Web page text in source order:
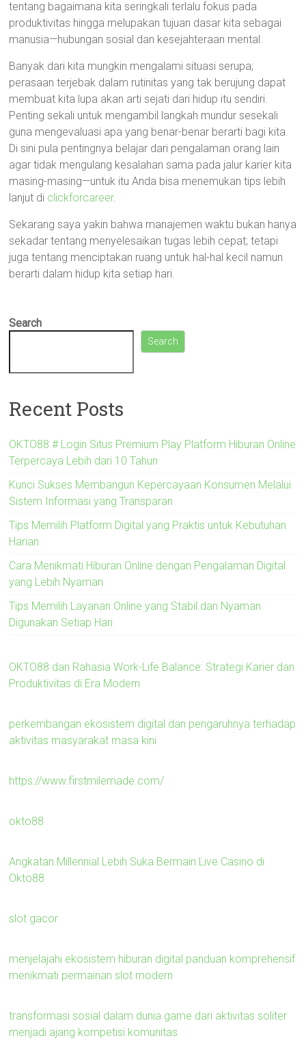
tentang bagaimana kita seringkali terlalu fokus pada
produktivitas hingga melupakan tujuan dasar kita sebagai
manusia—hubungan sosial dan kesejahteraan mental.
Banyak dari kita mungkin mengalami situasi serupa;
perasaan terjebak dalam rutinitas yang tak berujung dapat
membuat kita lupa akan arti sejati dari hidup itu sendiri.
Penting sekali untuk mengambil langkah mundur sesekali
guna mengevaluasi apa yang benar-benar berarti bagi kita.
Di sini pula pentingnya belajar dari pengalaman orang lain
agar tidak mengulang kesalahan sama pada jalur karier kita
masing-masing—untuk itu Anda bisa menemukan tips lebih
lanjut di clickforcareer.
Sekarang saya yakin bahwa manajemen waktu bukan hanya
sekadar tentang menyelesaikan tugas lebih cepat; tetapi
juga tentang menciptakan ruang untuk hal-hal kecil namun
berarti dalam hidup kita setiap hari.
Search
Search
Recent Posts
OKTO88 # Login Situs Premium Play Platform Hiburan Online
Terpercaya Lebih dari 10 Tahun
Kunci Sukses Membangun Kepercayaan Konsumen Melalui
Sistem Informasi yang Transparan
Tips Memilih Platform Digital yang Praktis untuk Kebutuhan
Harian
Cara Menikmati Hiburan Online dengan Pengalaman Digital
yang Lebih Nyaman
Tips Memilih Layanan Online yang Stabil dan Nyaman
Digunakan Setiap Hari
OKTO88 dan Rahasia Work-Life Balance: Strategi Karier dan
Produktivitas di Era Modern
perkembangan ekosistem digital dan pengaruhnya terhadap
aktivitas masyarakat masa kini
https://www.firstmilemade.com/
okto88
Angkatan Millennial Lebih Suka Bermain Live Casino di
Okto88
slot gacor
menjelajahi ekosistem hiburan digital panduan komprehensif
menikmati permainan slot modern
transformasi sosial dalam dunia game dari aktivitas soliter
menjadi ajang kompetisi komunitas